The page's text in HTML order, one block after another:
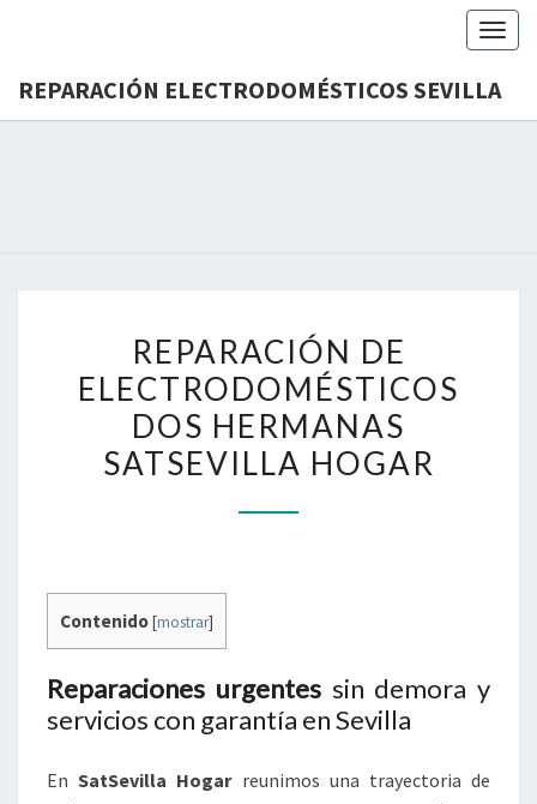
REPARACIÓN ELECTRODOMÉSTICOS SEVILLA
DE
ELECTRODOMÉSTICOS
DOS
HERMANAS
HOGAR
REPARACIÓN DE
ELECTRODOMÉSTICOS
DOS HERMANAS
SATSEVILLA HOGAR
Contenido[mostrar]
Reparaciones urgentessin demora y
servicios con garantía en Sevilla
EnSatSevilla Hogarreunimos una trayectoria de